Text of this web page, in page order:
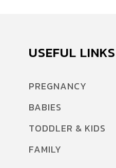
USEFUL LINKS
PREGNANCY
BABIES
TODDLER & KIDS
FAMILY